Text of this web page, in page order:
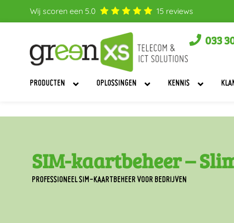
Wij scoren een 5.0 15 reviews
033
PRODUCTEN OPLOSSINGEN KENNIS
SIM-kaartbeheer –
PROFESSIONEEL SIM-KAARTBEHEER VOOR BEDRIJVEN